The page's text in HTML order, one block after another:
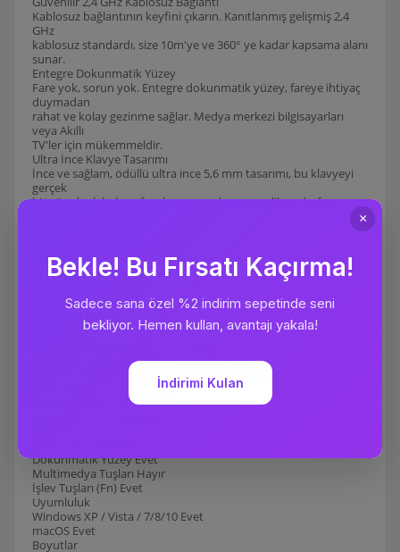
Kablosuz bağlantının keyfini çıkarın. Kanıtlanmış gelişmiş 2,4
GHz
kablosuz standardı, size 10m'ye ve 360° ye kadar kapsama alanı
sunar.
Entegre Dokunmatik Yüzey
Fare yok, sorun yok. Entegre dokunmatik yüzey, fareye ihtiyaç
duymadan
rahat ve kolay gezinme sağlar. Medya merkezi bilgisayarları
veya Akıllı
TV'ler için mükemmeldir.
Ultra İnce Klavye Tasarımı
İnce ve sağlam, ödüllü ultra ince 5,6 mm tasarımı, bu klavyeyi
gerçek
bir göz alıcı kılarken, fırçalanmış paslanmaz çelik muhafaza,
Düşük enerji tüketimi: Rapoo'nun enerji tasarrufu teknolojileri,
açma/kapama düğmesiyle birleştiğinde, bu pilleri
kadar kullanabileceğiniz anlamına gelir.
Teknik Özellikler
Kablosuz İletim 2.4 GHz
Çalışma Mesafesi 10 m'ye kadar menzil, 360° kapsama alanı
Nano USB Alıcı Tak ve Çalıştır
Dokunmatik Yüzey Evet
Multimedya Tuşları Hayır
İşlev Tuşları (Fn) Evet
Uyumluluk
Windows XP / Vista / 7/8/10 Evet
macOS Evet
Boyutlar